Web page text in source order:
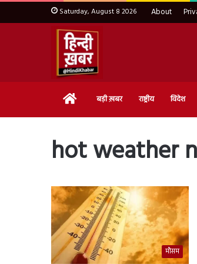
Saturday, August 8 2026 About
Home बड़ी ख़बर राष्ट्रीय विदेश
hot weather
मौसम